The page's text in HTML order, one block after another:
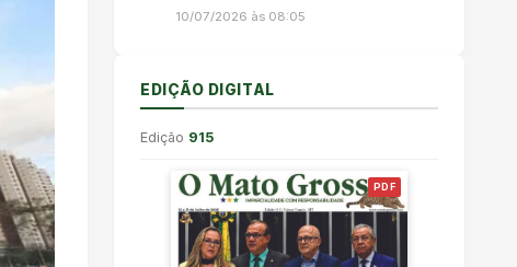
10/07/2026 às 08:05
EDIÇÃO DIGITAL
Edição 915
PDF